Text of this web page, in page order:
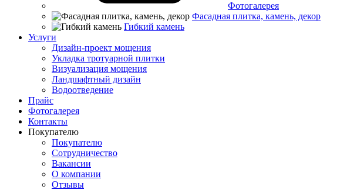
Фотогалерея
Фасадная плитка, камень, декор
Гибкий камень
Услуги
Дизайн-проект мощения
Укладка тротуарной плитки
Визуализация мощения
Ландшафтный дизайн
Водоотведение
Прайс
Фотогалерея
Контакты
Покупателю
Покупателю
Сотрудничество
Вакансии
О компании
Отзывы